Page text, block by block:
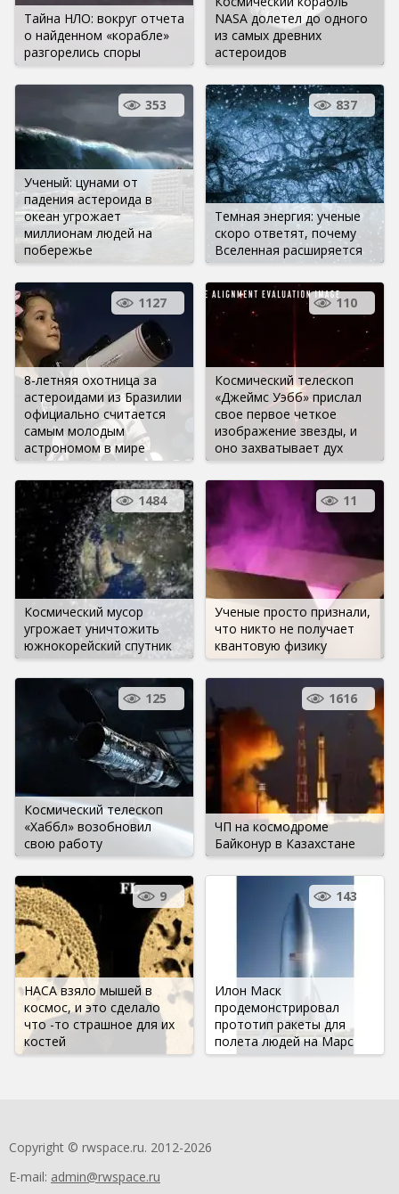
Тайна НЛО: вокруг отчета
о найденном «корабле»
разгорелись споры
NASA долетел до одного
из самых древних
астероидов
Ученый: цунами от
падения астероида в
океан угрожает
миллионам людей на
побережье
353
Темная энергия: ученые
скоро ответят, почему
Вселенная расширяется
837
8-летняя охотница за
астероидами из Бразилии
официально считается
самым молодым
астрономом в мире
1127
Космический телескоп
«Джеймс Уэбб» прислал
свое первое четкое
изображение звезды, и
оно захватывает дух
110
Космический мусор
угрожает уничтожить
южнокорейский спутник
1484
Ученые просто признали,
что никто не получает
квантовую физику
11
Космический телескоп
«Хаббл» возобновил
свою работу
125
ЧП на космодроме
Байконур в Казахстане
1616
НАСА взяло мышей в
космос, и это сделало
что -то страшное для их
костей
9
Илон Маск
продемонстрировал
прототип ракеты для
полета людей на Марс
143
Copyright © rwspace.ru. 2012-2026
E-mail: admin@rwspace.ru